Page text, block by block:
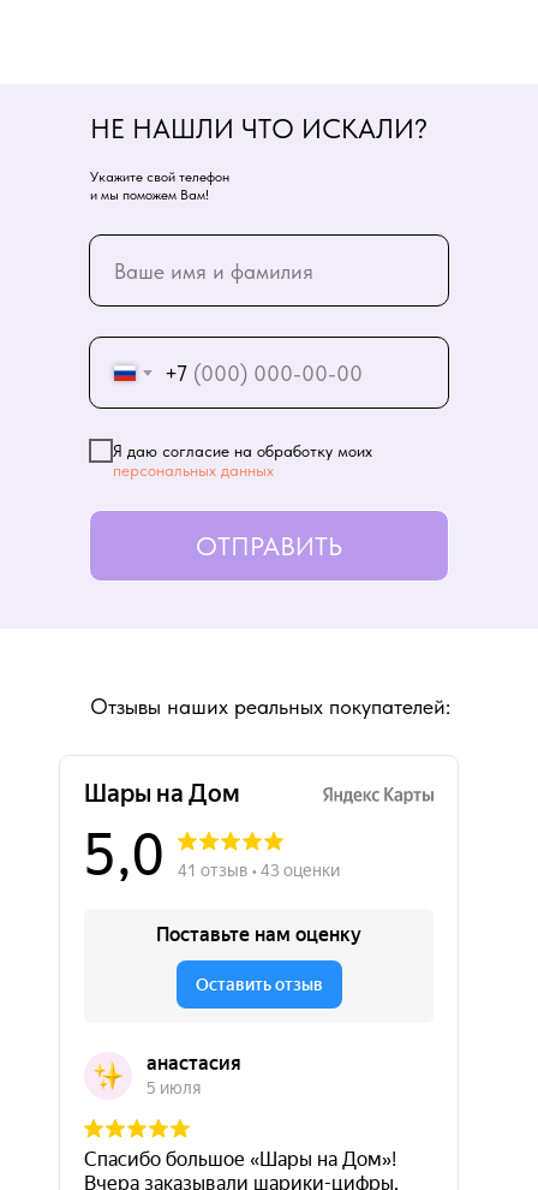
+7
Я даю согласие на обработку моих
персональных данных
ОТПРАВИТЬ
НЕ НАШЛИ ЧТО ИСКАЛИ?
Укажите свой телефон
и мы поможем Вам!
Отзывы наших реальных покупателей: